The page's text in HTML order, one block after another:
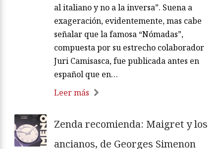
al italiano y no a la inversa”. Suena a
exageración, evidentemente, mas cabe
señalar que la famosa “Nómadas”,
compuesta por su estrecho colaborador
Juri Camisasca, fue publicada antes en
español que en…
Leer más
Zenda recomienda: Maigret y los
ancianos, de Georges Simenon